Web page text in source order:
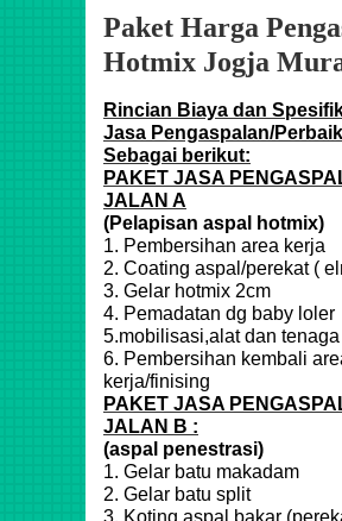
Paket Harga
Hotmix Jogja
Rincian Biaya dan
Jasa Pengaspalan/
Sebagai berikut:
PAKET JASA
JALAN A
(Pelapisan aspal hotmix)
1. Pembersihan area kerja
2. Coating aspal/perekat (
3. Gelar hotmix 2cm
4. Pemadatan dg baby loler
5.mobilisasi,alat dan
6. Pembersihan kembali
kerja/finising
PAKET JASA
JALAN B :
(aspal penestrasi)
1. Gelar batu makadam
2. Gelar batu split